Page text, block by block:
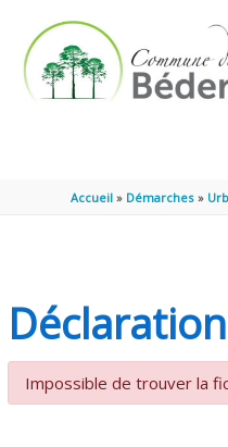
Accueil Démarches
Impossible de trouver la